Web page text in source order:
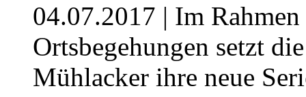
04.07.2017 | Im
Ortsbegehungen setzt
Mühlacker ihre neue